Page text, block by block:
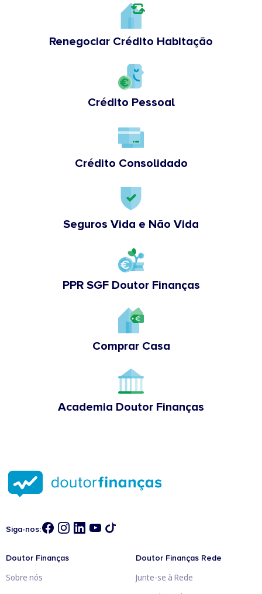
Renegociar Crédito Habitação
Crédito Pessoal
Crédito Consolidado
Seguros Vida e Não Vida
PPR SGF Doutor Finanças
Comprar Casa
Academia Doutor Finanças
Siga-nos:
Doutor Finanças
Sobre nós
Doutor Finanças Rede
Junte-se à Rede